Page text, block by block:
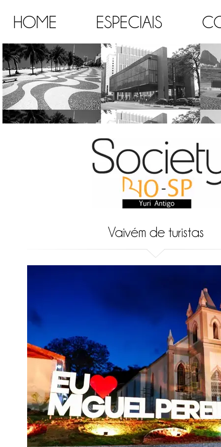
HOME ESPECIAIS
Vaivém de turistas